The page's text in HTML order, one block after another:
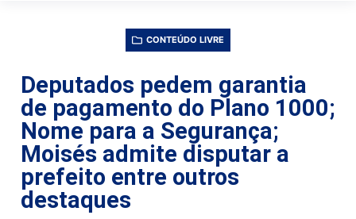
CONTEÚDO LIVRE
Deputados pedem garantia
de pagamento do Plano 1000;
Nome para a Segurança;
Moisés admite disputar a
prefeito entre outros
destaques